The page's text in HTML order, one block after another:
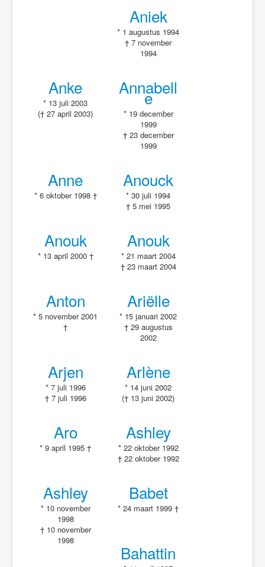
Aniek
* 1 augustus 1994
† 7 november
1994
Anke
* 13 juli 2003
(† 27 april 2003)
Annabell
e
* 19 december
1999
† 23 december
1999
Anne
* 6 oktober 1998 †
Anouck
* 30 juli 1994
† 5 mei 1995
Anouk
* 13 april 2000 †
Anouk
* 21 maart 2004
† 23 maart 2004
Anton
* 5 november 2001
†
Ariëlle
* 15 januari 2002
† 29 augustus
2002
Arjen
* 7 juli 1996
† 7 juli 1996
Arlène
* 14 juni 2002
(† 13 juni 2002)
Aro
* 9 april 1995 †
Ashley
* 22 oktober 1992
† 22 oktober 1992
Ashley
* 10 november
1998
† 10 november
1998
Babet
* 24 maart 1999 †
Bahattin